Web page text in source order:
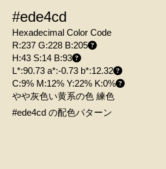
#ede4cd
Hexadecimal Color Code
R:237 G:228 B:205
H:43 S:14 B:93
L*:90.73 a*:-0.73 b*:12.32
C:9% M:12% Y:22% K:0%
やや灰色い黄系の色 練色
#ede4cd の配色パターン